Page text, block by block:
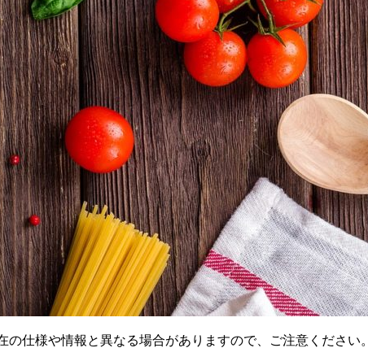
仕様や情報と異なる場合がありますので、ご注意ください。